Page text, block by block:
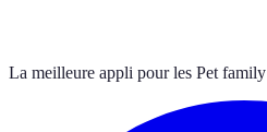
La meilleure appli pour les Pet family